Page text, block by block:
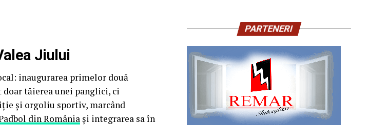
Jiului
inaugurarea primelor două
doar tăierea unei panglici, ci
și orgoliu sportiv, marcând
din Româniași integrarea sa în
PARTENERI